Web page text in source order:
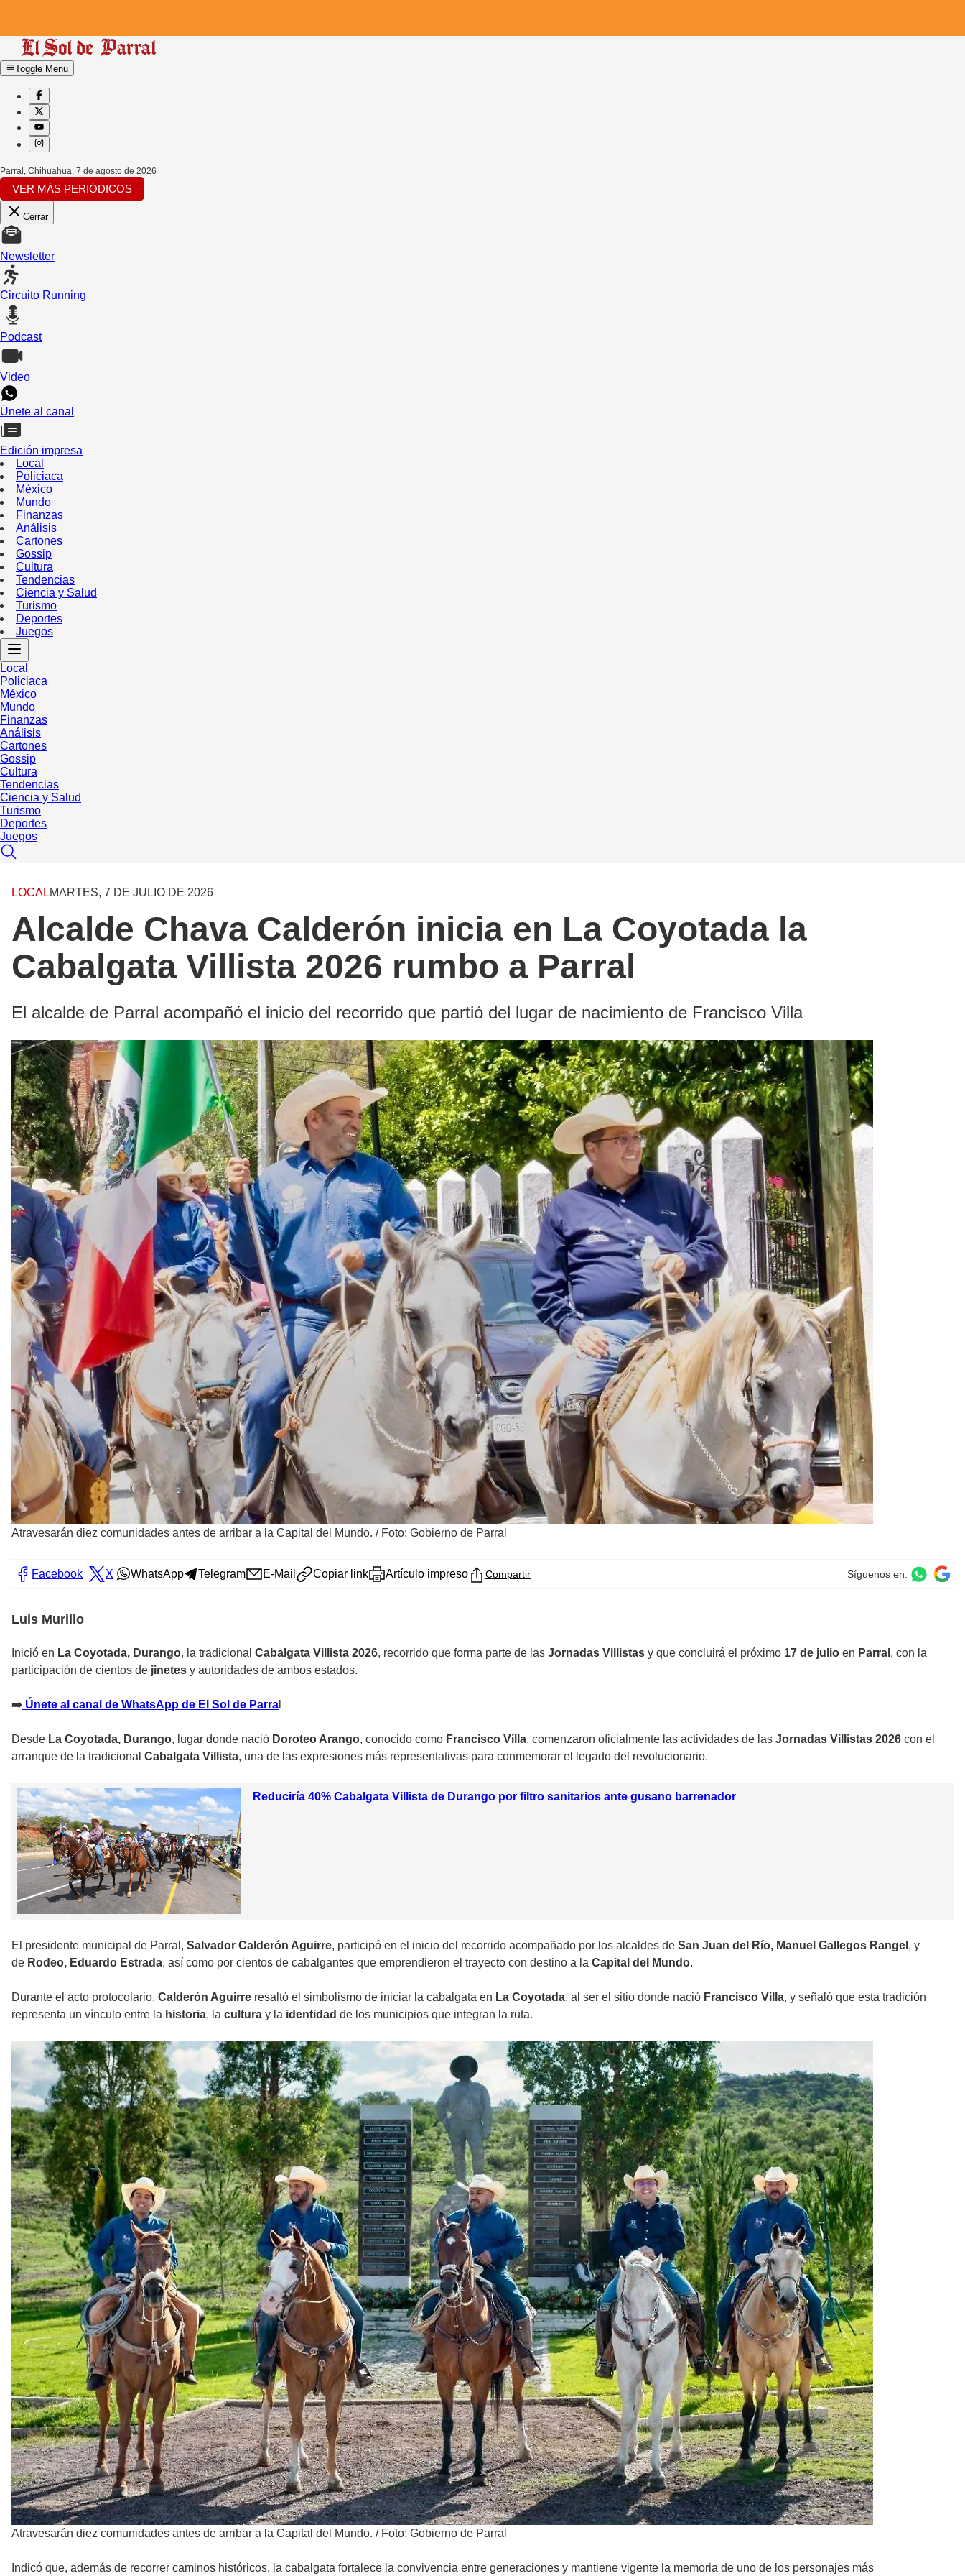
Toggle Menu
Parral, Chihuahua 7 de agosto de 2026
VER MÁS PERIÓDICOS
Cerrar
Newsletter
Circuito Running
Podcast
Video
Únete al canal
Edición impresa
Local
Policiaca
México
Mundo
Finanzas
Análisis
Cartones
Gossip
Cultura
Tendencias
Ciencia y Salud
Turismo
Deportes
Juegos
Local
Policiaca
México
Mundo
Finanzas
Análisis
Cartones
Gossip
Cultura
Tendencias
Ciencia y Salud
Turismo
Deportes
Juegos
LOCALMARTES, 7 DE JULIO DE 2026
Alcalde Chava Calderón inicia en La Coyotada la
Cabalgata Villista 2026 rumbo a Parral
El alcalde de Parral acompañó el inicio del recorrido que partió del lugar de nacimiento de Francisco Villa
Atravesarán diez comunidades antes de arribar a la Capital del Mundo. / Foto: Gobierno de Parral
Facebook X WhatsApp Telegram E-Mail Copiar link Artículo impreso Compartir Síguenos en:
Luis Murillo
Inició en La Coyotada, Durango, la tradicional Cabalgata Villista 2026, recorrido que forma parte de las Jornadas Villistas y que concluirá el próximo 17 de julio en Parral , con la
participación de cientos de jinetes y autoridades de ambos estados.
➡️ Únete al canal de WhatsApp de El Sol de Parra
Desde La Coyotada, Durango, lugar donde nació Doroteo Arango, conocido como Francisco Villa, comenzaron oficialmente las actividades de las Jornadas Villistas 2026 con el
arranque de la tradicional Cabalgata Villista, una de las expresiones más representativas para conmemorar el legado del revolucionario.
Reduciría 40% Cabalgata Villista de Durango por filtro sanitarios ante gusano barrenador
El presidente municipal de Parral, Salvador Calderón Aguirre, participó en el inicio del recorrido acompañado por los alcaldes de San Juan del Río, Manuel Gallegos Rangel , y
de Rodeo, Eduardo Estrada, así como por cientos de cabalgantes que emprendieron el trayecto con destino a la Capital del Mundo.
Durante el acto protocolario, Calderón Aguirre resaltó el simbolismo de iniciar la cabalgata en La Coyotada, al ser el sitio donde nació Francisco Villa, y señaló que esta tradición
representa un vínculo entre la historia, la cultura y la identidad de los municipios que integran la ruta.
Atravesarán diez comunidades antes de arribar a la Capital del Mundo. / Foto: Gobierno de Parral
Indicó que, además de recorrer caminos históricos, la cabalgata fortalece la convivencia entre generaciones y mantiene vigente la memoria de uno de los personajes más